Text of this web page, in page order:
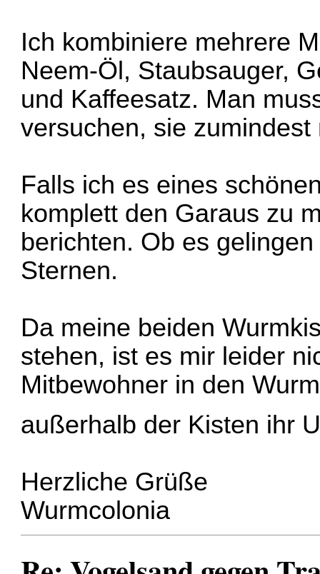
Ich kombiniere mehrere
Neem-Öl, Staubsauger,
und Kaffeesatz. Man
versuchen, sie
Falls ich es eines
komplett den Garaus zu
berichten. Ob es
Sternen.
Da meine beiden
stehen, ist es mir leider
Mitbewohner in den
außerhalb der Kisten ihr
Herzliche Grüße
Wurmcolonia